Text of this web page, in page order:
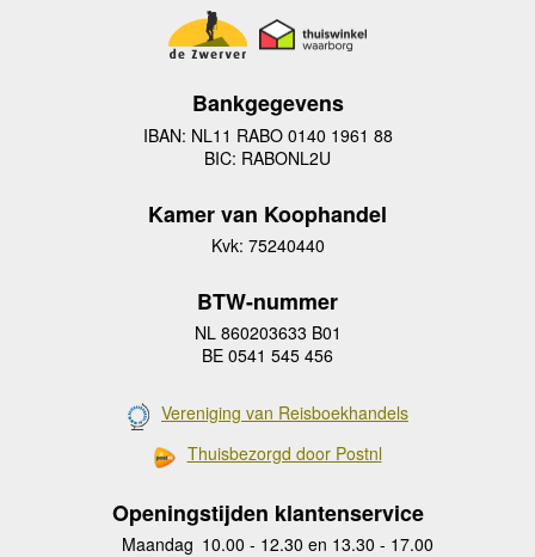
Bankgegevens
IBAN: NL11 RABO 0140 1961 88
BIC: RABONL2U
Kamer van Koophandel
Kvk: 75240440
BTW-nummer
NL 860203633 B01
BE 0541 545 456
Vereniging van Reisboekhandels
Thuisbezorgd door Postnl
Openingstijden klantenservice
Maandag 10.00 - 12.30 en 13.30 - 17.00